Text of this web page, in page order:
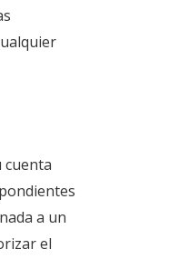
cuenta
a un
el